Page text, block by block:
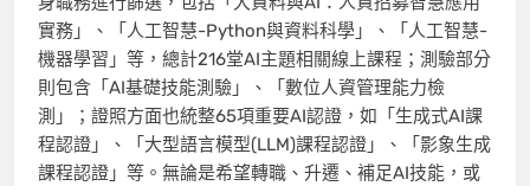
實務」、「人工智慧-Python與資料科學」、「人工智慧-
機器學習」等，總計216堂AI主題相關線上課程；測驗部分
則包含「AI基礎技能測驗」、「數位人資管理能力檢
測」；證照方面也統整65項重要AI認證，如「生成式AI課
程認證」、「大型語言模型(LLM)課程認證」、「影象生成
課程認證」等。無論是希望轉職、升遷、補足AI技能，或